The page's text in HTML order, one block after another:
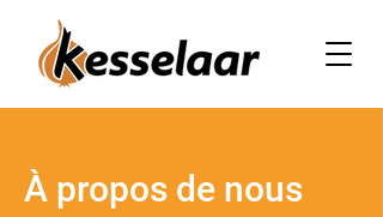
À propos de nous